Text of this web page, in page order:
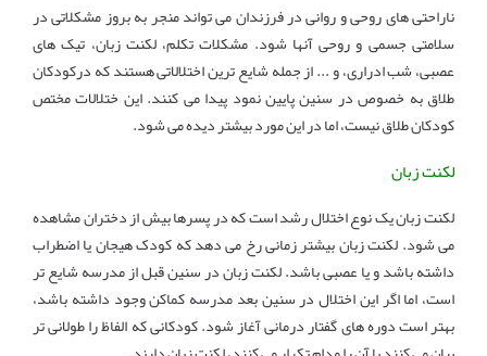
ناراحتی های روحی و روانی در فرزندان می تواند منجر به بروز مشکلاتی در
سلامتی جسمی و روحی آنها شود. مشکلات تکلم، لکنت زبان، تیک های
عصبی، شب ادراری، و ... از جمله شایع ترین اختلالاتی هستند که درکودکان
طلاق به خصوص در سنین پایین نمود پیدا می کنند. این ختلالات مختص
کودکان طلاق نیست، اما در این مورد بیشتر دیده می شود.
لکنت زبان
لکنت زبان یک نوع اختلال رشد است که در پسرها بیش از دختران مشاهده
می شود. لکنت زبان بیشتر زمانی رخ می دهد که کودک هیجان یا اضطراب
داشته باشد و یا عصبی باشد. لکنت زبان در سنین قبل از مدرسه شایع تر
است، اما اگر این اختلال در سنین بعد مدرسه کماکن وجود داشته باشد،
بهتر است دوره های گفتار درمانی آغاز شود. کودکانی که الفاظ را طولانی تر